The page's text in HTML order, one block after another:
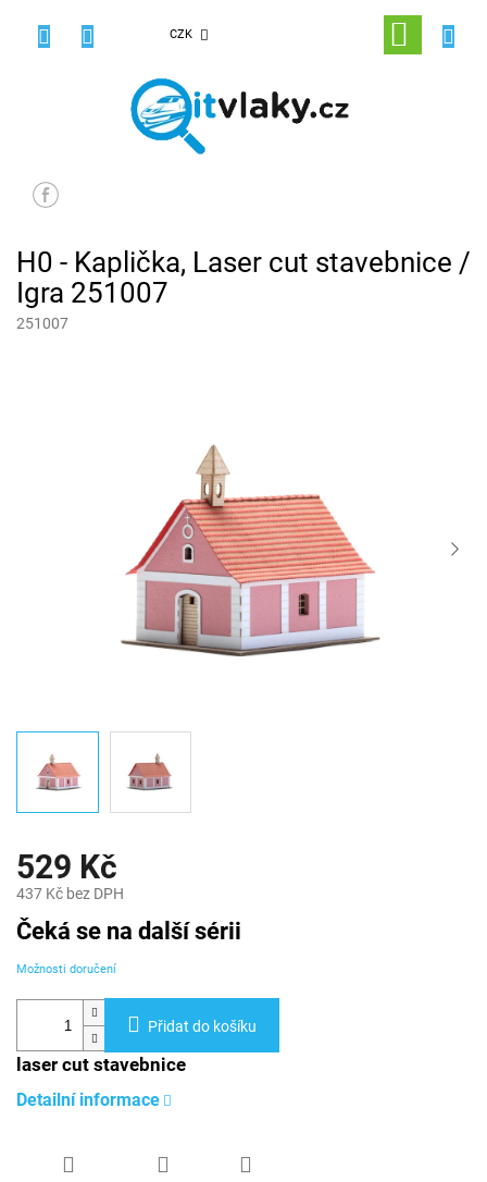
CZK
NÁKUPNÍ
KOŠÍK
H0 - Kaplička, Laser cut stavebnice /
Igra 251007
251007
529 Kč
437 Kč bez DPH
Měrná
cena:
Čeká se na další sérii
Možnosti doručení
Přidat do košíku
laser cut stavebnice
Detailní informace